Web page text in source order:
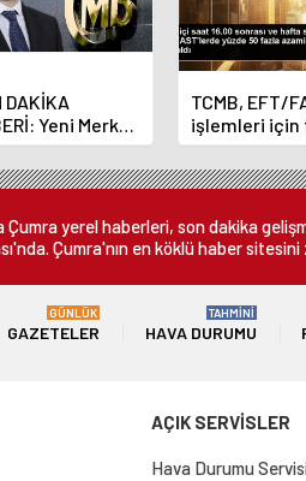
DAKİKA
Yeni Merkez
Başkanı
Karahan oldu
TCMB, EFT/
işlemleri için
ücret
kaldırdı
Çumra yerel haberleri, son dakika
Çumra'nın en köklü haber
GAZETELER
GÜNLÜK
HAVA DURUMU
TAHMİNİ
AÇIK SERVİSLER
Hava Durumu